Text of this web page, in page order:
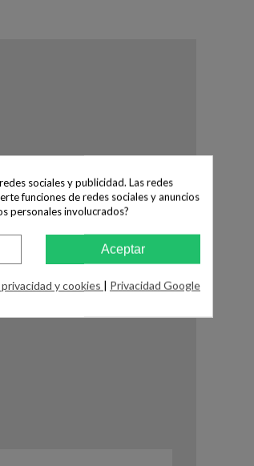
Regulador de potencia; Cepillo parquet
sociales y publicidad. Las redes
funciones de redes sociales y anuncios
personales involucrados?
Aceptar
y cookies | Privacidad Google